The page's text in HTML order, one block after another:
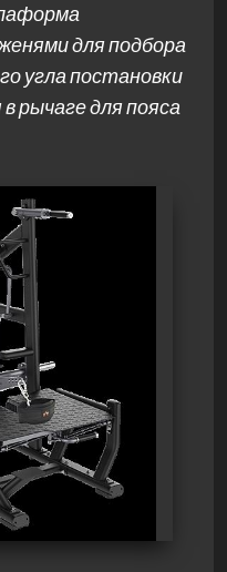
для подбора
угла постановки
рычаге для пояса